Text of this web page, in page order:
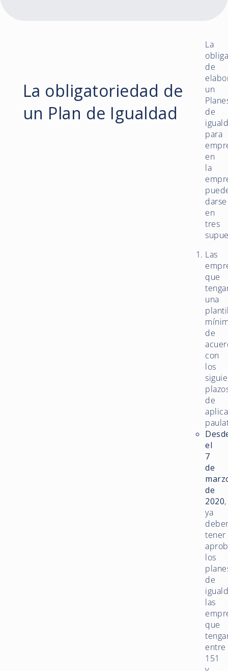
La obligatoriedad de
un Plan de Igualdad
La
de
un
de
para
en
la
darse
en
tres
Las
que
una
de
con
los
de
el
7
de
de
2020,
ya
tener
los
de
las
que
entre
151